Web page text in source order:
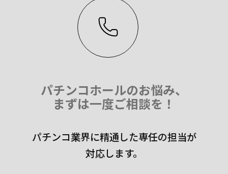
パチンコホールのお悩み、
まずは一度ご相談を！
パチンコ業界に精通した専任の担当が
対応します。